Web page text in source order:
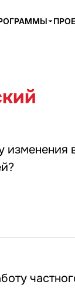
изменения